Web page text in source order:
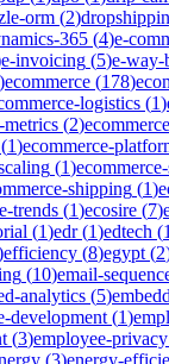
orm (2)
365 (4)e-
e-invoicing (5)e-way-
)ecommerce (178)
logistics (1)
metrics (2)
(1)ecommerce-
(1)
shipping (1)
trends (1)ecosire (7)
(1)edr(1)edtech (1
efficiency (8)egypt (2
(10)email-
analytics (5)
development (1)
(3)employee-privacy
(3)energy-